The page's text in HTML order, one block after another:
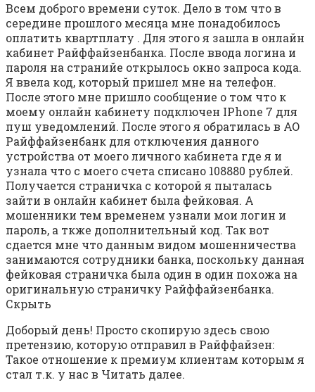
Всем доброго времени суток. Дело в том что в
середине прошлого месяца мне понадобилось
оплатить квартплату . Для этого я зашла в онлайн
кабинет Райффайзенбанка. После ввода логина и
пароля на странийе открылось окно запроса кода.
Я ввела код, который пришел мне на телефон.
После этого мне пришло сообщение о том что к
моему онлайн кабинету подключен IPhone 7 для
пуш уведомлений. После этого я обратилась в АО
Райффайзенбанк для отключения данного
устройства от моего личного кабинета где я и
узнала что с моего счета списано 108880 рублей.
Получается страничка с которой я пыталась
зайти в онлайн кабинет была фейковая. А
мошенники тем временем узнали мои логин и
пароль, а ткже дополнительный код. Так вот
сдается мне что данным видом мошенничества
занимаются сотрудники банка, поскольку данная
фейковая страничка была один в один похожа на
оригинальную страничку Райффайзенбанка.
Скрыть
Доборый день! Просто скопирую здесь свою
претензию, которую отправил в Райффайзен:
Такое отношение к премиум клиентам которым я
стал т.к. у нас в Читать далее.